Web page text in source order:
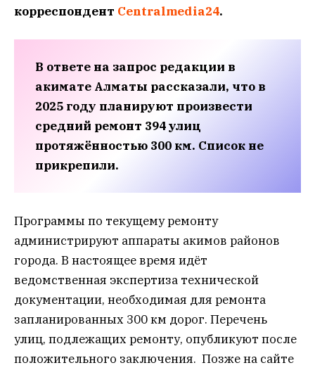
корреспондент Сentralmedia24.
В ответе на запрос редакции в
акимате Алматы рассказали, что в
2025 году планируют произвести
средний ремонт 394 улиц
протяжённостью 300 км. Список не
прикрепили.
Программы по текущему ремонту
администрируют аппараты акимов районов
города. В настоящее время идёт
ведомственная экспертиза технической
документации, необходимая для ремонта
запланированных 300 км дорог. Перечень
улиц, подлежащих ремонту, опубликуют после
положительного заключения. Позже на сайте